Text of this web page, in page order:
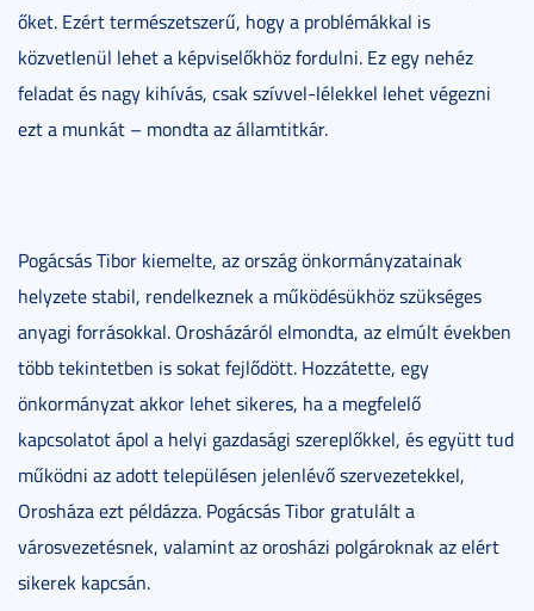
őket. Ezért természetszerű, hogy a problémákkal is
közvetlenül lehet a képviselőkhöz fordulni. Ez egy nehéz
feladat és nagy kihívás, csak szívvel-lélekkel lehet végezni
ezt a munkát – mondta az államtitkár.
Pogácsás Tibor kiemelte, az ország önkormányzatainak
helyzete stabil, rendelkeznek a működésükhöz szükséges
anyagi forrásokkal. Orosházáról elmondta, az elmúlt években
több tekintetben is sokat fejlődött. Hozzátette, egy
önkormányzat akkor lehet sikeres, ha a megfelelő
kapcsolatot ápol a helyi gazdasági szereplőkkel, és együtt tud
működni az adott településen jelenlévő szervezetekkel,
Orosháza ezt példázza. Pogácsás Tibor gratulált a
városvezetésnek, valamint az orosházi polgároknak az elért
sikerek kapcsán.